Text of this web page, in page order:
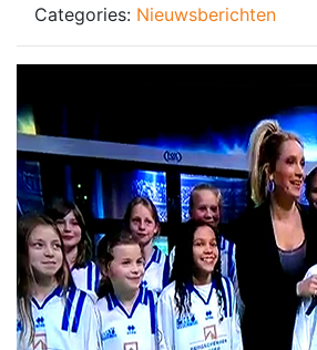
Categories: Nieuwsberichten